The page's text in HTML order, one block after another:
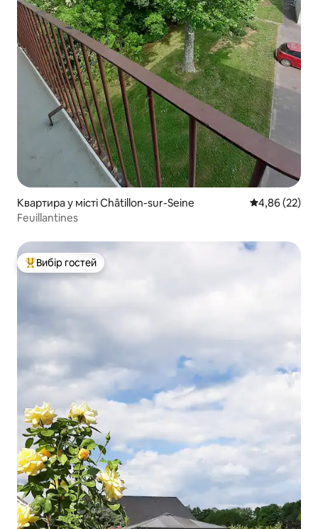
Квартира у місті Châtillon-sur-Seine Середня
4,86 (22)
Feuillantines
Топ вибір гостей
Вибір гостей